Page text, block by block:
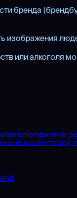
бренда
или алкоголя
принять
к своему товару,